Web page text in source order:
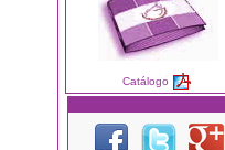
Catálogo